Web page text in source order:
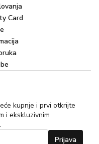
Card
kupnje i prvi otkrijte
i ekskluzivnim
Prijava